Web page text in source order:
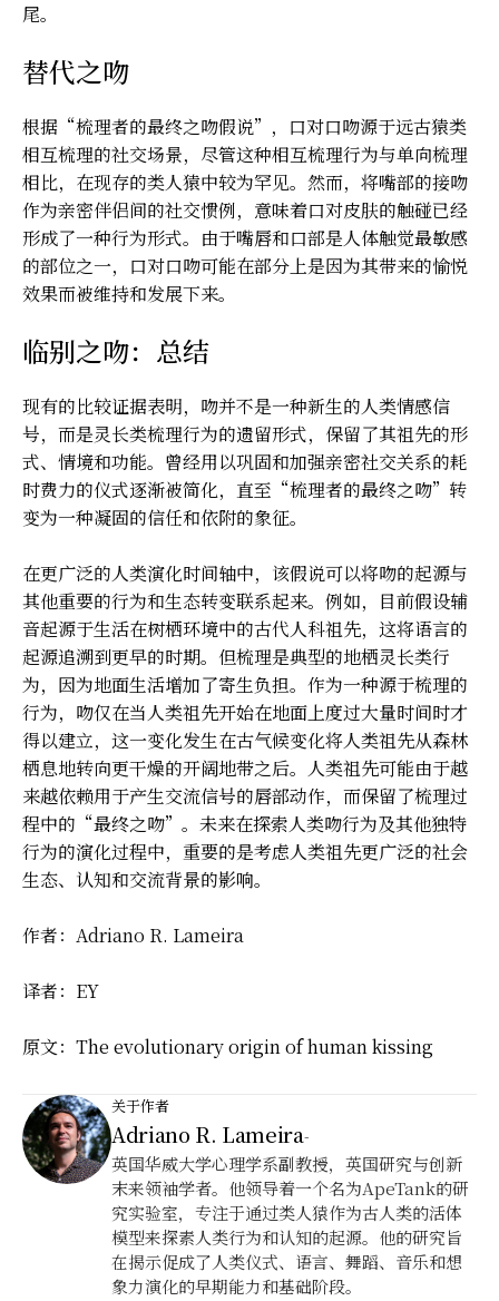
尾。
替代之吻
根据“梳理者的最终之吻假说”，口对口吻源于远古猿类
相互梳理的社交场景，尽管这种相互梳理行为与单向梳理
相比，在现存的类人猿中较为罕见。然而，将嘴部的接吻
作为亲密伴侣间的社交惯例，意味着口对皮肤的触碰已经
形成了一种行为形式。由于嘴唇和口部是人体触觉最敏感
的部位之一，口对口吻可能在部分上是因为其带来的愉悦
效果而被维持和发展下来。
临别之吻：总结
现有的比较证据表明，吻并不是一种新生的人类情感信
号，而是灵长类梳理行为的遗留形式，保留了其祖先的形
式、情境和功能。曾经用以巩固和加强亲密社交关系的耗
时费力的仪式逐渐被简化，直至“梳理者的最终之吻”转
变为一种凝固的信任和依附的象征。
在更广泛的人类演化时间轴中，该假说可以将吻的起源与
其他重要的行为和生态转变联系起来。例如，目前假设辅
音起源于生活在树栖环境中的古代人科祖先，这将语言的
起源追溯到更早的时期。但梳理是典型的地栖灵长类行
为，因为地面生活增加了寄生负担。作为一种源于梳理的
行为，吻仅在当人类祖先开始在地面上度过大量时间时才
得以建立，这一变化发生在古气候变化将人类祖先从森林
栖息地转向更干燥的开阔地带之后。人类祖先可能由于越
来越依赖用于产生交流信号的唇部动作，而保留了梳理过
程中的“最终之吻”。未来在探索人类吻行为及其他独特
行为的演化过程中，重要的是考虑人类祖先更广泛的社会
生态、认知和交流背景的影响。
作者：Adriano R. Lameira
译者：EY
原文： The evolutionary origin of human kissing
关于作者
Adriano R. Lameira-
英国华威大学心理学系副教授，英国研究与创新
末来领袖学者。他领导着一个名为ApeTank的研
究实验室，专注于通过类人猿作为古人类的活体
模型来探素人类行为和认知的起源。他的研究旨
在揭示促成了人类仪式、语言、舞蹈、音乐和想
象力演化的早期能力和基础阶段。